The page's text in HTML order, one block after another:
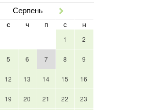
ПоперСерпень
с ч п с н
1 2
5 6 7 8 9
12 13 14 15 16
19 20 21 22 23